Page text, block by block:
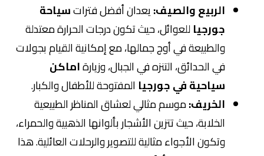
الربيع والصيف:يعدان أفضل فتراتسياحة
جورجياللعوائل، حيث تكون درجات الحرارة معتدلة
والطبيعة في أوج جمالها، مع إمكانية القيام بجولات
في الحدائق، التنزه في الجبال، وزيارةاماكن
سياحية في جورجيا المفتوحة للأطفال والكبار.
الخريف:موسم مثالي لعشاق المناظر الطبيعية
الخلابة، حيث تتزين الأشجار بألوانها الذهبية والحمراء،
وتكون الأجواء مثالية للتصوير والرحلات العائلية. هذا